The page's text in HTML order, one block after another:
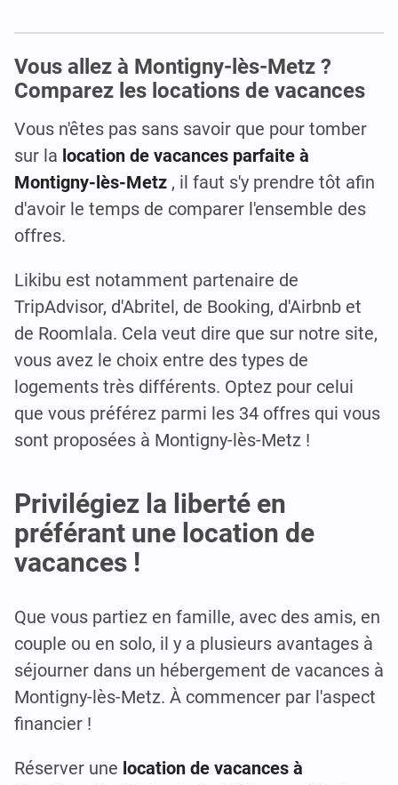
Vous allez à Montigny-lès-Metz ?
Comparez les locations de vacances
Vous n'êtes pas sans savoir que pour tomber
sur la location de vacances parfaite à
Montigny-lès-Metz , il faut s'y prendre tôt afin
d'avoir le temps de comparer l'ensemble des
offres.
Likibu est notamment partenaire de
TripAdvisor, d'Abritel, de Booking, d'Airbnb et
de Roomlala. Cela veut dire que sur notre site,
vous avez le choix entre des types de
logements très différents. Optez pour celui
que vous préférez parmi les 34 offres qui vous
sont proposées à Montigny-lès-Metz !
Privilégiez la liberté en
préférant une location de
vacances !
Que vous partiez en famille, avec des amis, en
couple ou en solo, il y a plusieurs avantages à
séjourner dans un hébergement de vacances à
Montigny-lès-Metz. À commencer par l'aspect
financier !
Réserver une location de vacances à